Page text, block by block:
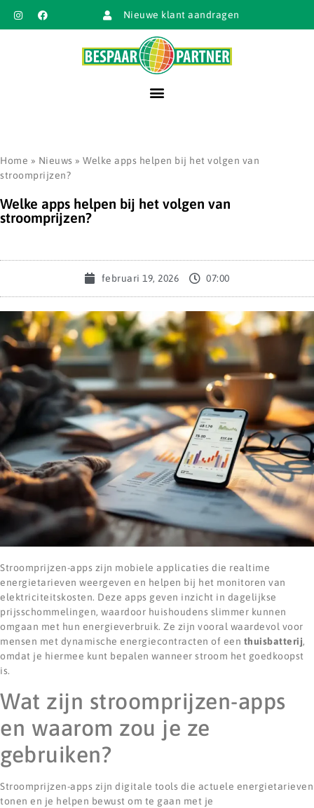
Nieuwe klant aandragen
Home » Nieuws » Welke apps helpen bij het volgen van
stroomprijzen?
Welke apps helpen bij het volgen van
stroomprijzen?
februari 19, 2026 07:00
Stroomprijzen-apps zijn mobiele applicaties die realtime
energietarieven weergeven en helpen bij het monitoren van
elektriciteitskosten. Deze apps geven inzicht in dagelijkse
prijsschommelingen, waardoor huishoudens slimmer kunnen
omgaan met hun energieverbruik. Ze zijn vooral waardevol voor
mensen met dynamische energiecontracten of een thuisbatterij,
omdat je hiermee kunt bepalen wanneer stroom het goedkoopst
is.
Wat zijn stroomprijzen-apps
en waarom zou je ze
gebruiken?
Stroomprijzen-apps zijn digitale tools die actuele energietarieven
tonen en je helpen bewust om te gaan met je